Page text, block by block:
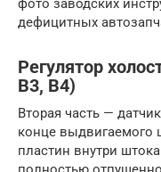
фото заводских
дефицитных
Регулятор
B3, B4)
Вторая часть —
конце выдвигаемого
пластин внутри